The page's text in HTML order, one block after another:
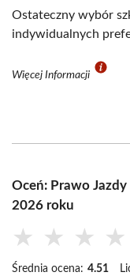
Ostateczny wybór
indywidualnych
Więcej Informacji
Oceń: Prawo Jazdy
2026 roku
★ ★ ★ ★
Średnia ocena: 4.51